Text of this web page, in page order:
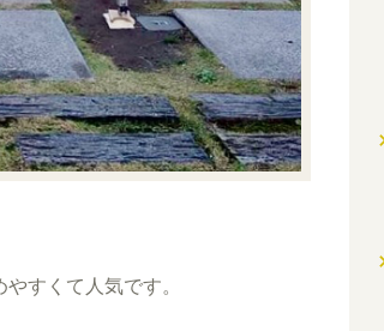
すくて人気です。